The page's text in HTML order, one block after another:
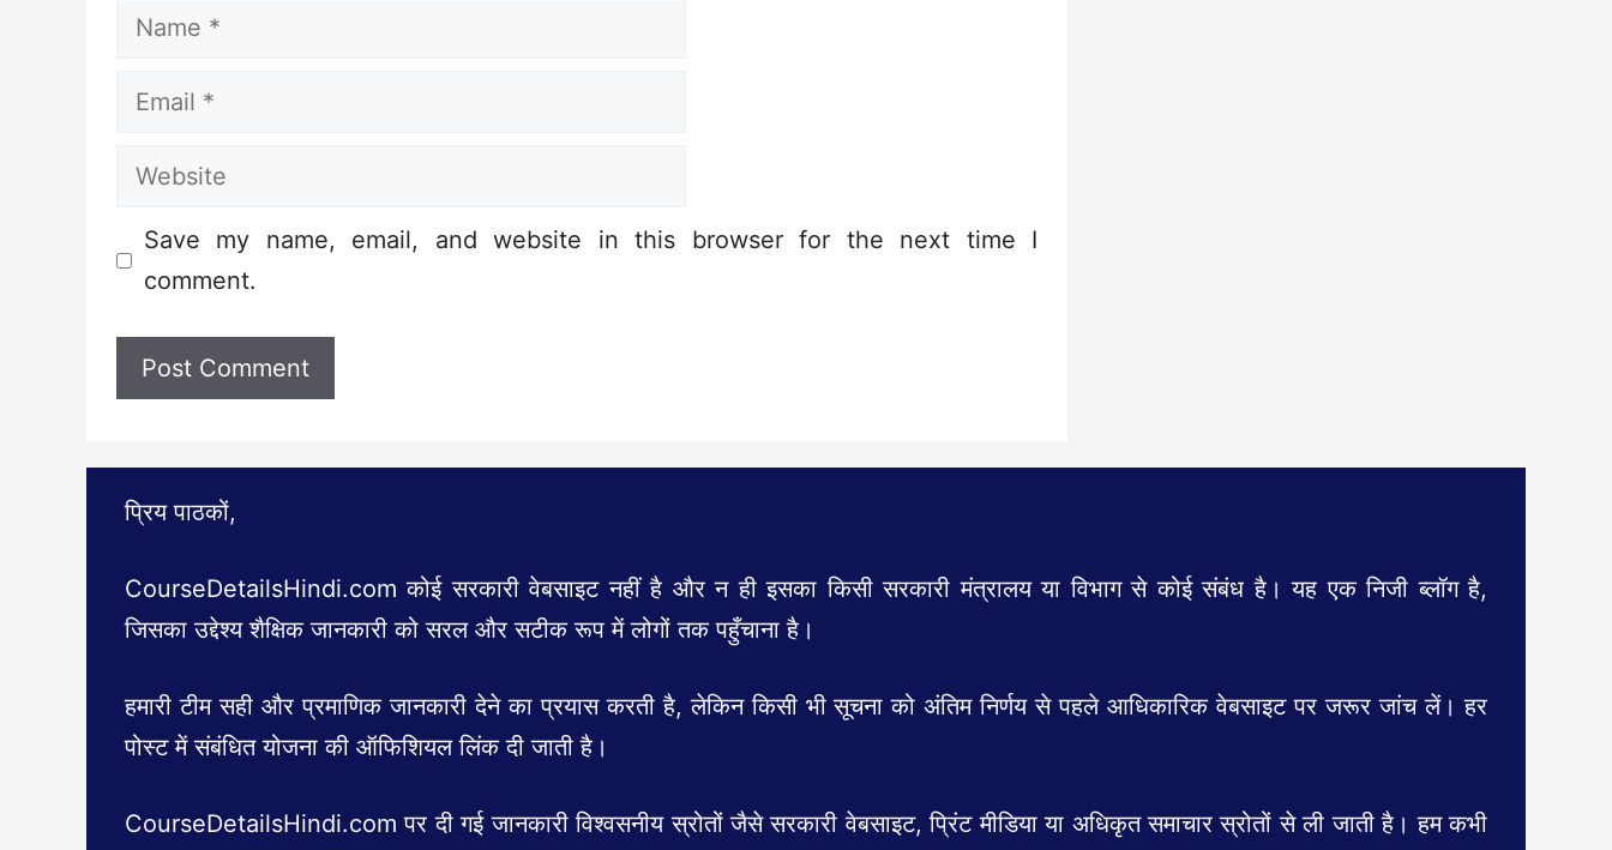
Name
Email
Website
Save my name, email, and website in this browser for the next time I
comment.
प्रिय पाठकों,
CourseDetailsHindi.com कोई सरकारी वेबसाइट नहीं है और न ही इसका किसी सरकारी मंत्रालय या विभाग से कोई संबंध है। यह एक निजी ब्लॉग है,
जिसका उद्देश्य शैक्षिक जानकारी को सरल और सटीक रूप में लोगों तक पहुँचाना है।
हमारी टीम सही और प्रमाणिक जानकारी देने का प्रयास करती है, लेकिन किसी भी सूचना को अंतिम निर्णय से पहले आधिकारिक वेबसाइट पर जरूर जांच लें। हर
पोस्ट में संबंधित योजना की ऑफिशियल लिंक दी जाती है।
CourseDetailsHindi.com पर दी गई जानकारी विश्वसनीय स्रोतों जैसे सरकारी वेबसाइट, प्रिंट मीडिया या अधिकृत समाचार स्रोतों से ली जाती है। हम कभी